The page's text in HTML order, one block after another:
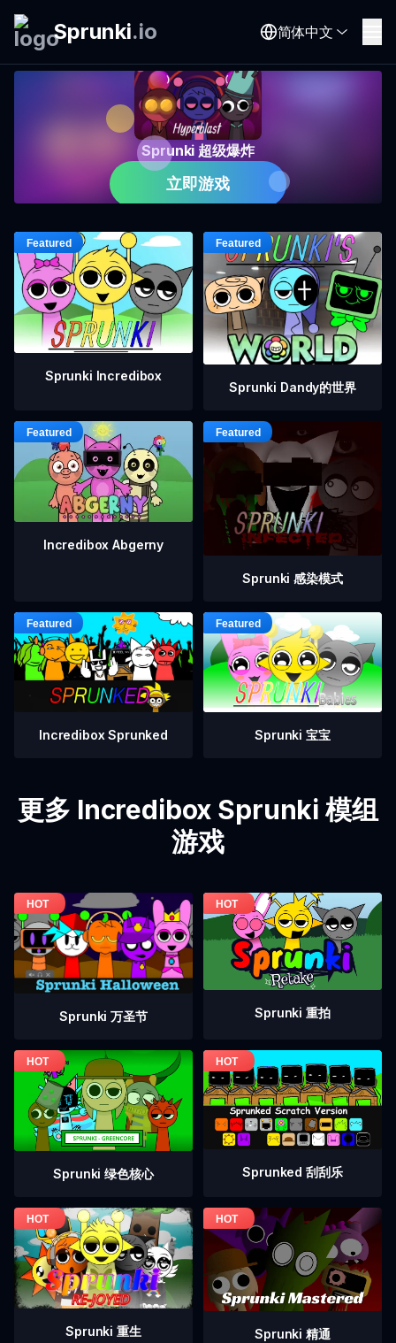
Sprunki.io 简体中文
Sprunki 超级爆炸
立即游戏
Sprunki Incredibox
Sprunki Dandy的世界
Incredibox Abgerny
Sprunki 感染模式
Incredibox Sprunked Sprunki 宝宝
更多 Incredibox Sprunki 模组
游戏
Sprunki 万圣节 Sprunki 重拍
Sprunki 绿色核心 Sprunked 刮刮乐
Sprunki 重生 Sprunki 精通